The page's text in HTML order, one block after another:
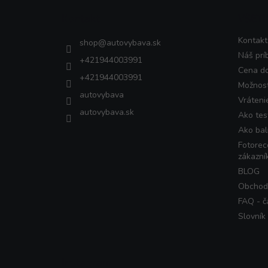
shop@autovybava.sk
+421944003991
+421944003991
autovybava
autovybava.sk
Kontakt
Náš
Cena
Ako
Ako
BLOG
FAQ -
Slovník